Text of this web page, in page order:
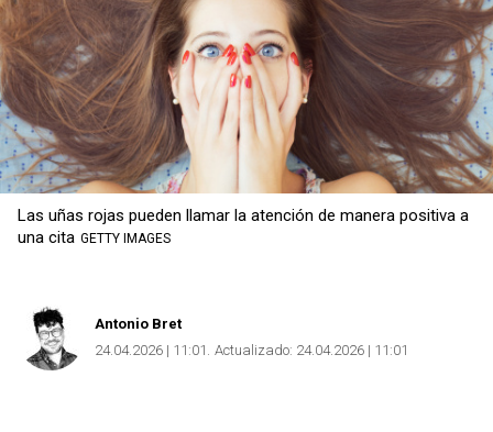
Las uñas rojas pueden llamar la atención de manera positiva a
una cita GETTY IMAGES
Antonio Bret
24.04.2026 | 11:01 Actualizado: 24.04.2026 | 11:01